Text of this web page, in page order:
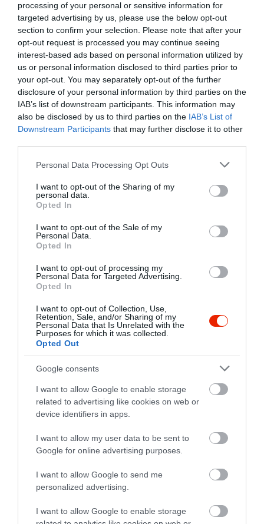
processing of your personal or sensitive information for
targeted advertising by us, please use the below opt-out
section to confirm your selection. Please note that after your
opt-out request is processed you may continue seeing
interest-based ads based on personal information utilized by
us or personal information disclosed to third parties prior to
your opt-out. You may separately opt-out of the further
disclosure of your personal information by third parties on the
IAB’s list of downstream participants. This information may
also be disclosed by us to third parties on the IAB’s List of
Downstream Participants that may further disclose it to other
Please note that this website/app uses one or more Google
not limited to your visit or usage behaviour. You may click to
grant or deny consent to Google and its third-party tags to
use your data for below specified purposes in below Google
consent section.
Personal Data Processing Opt Outs
I want to opt-out of the Sharing of my
personal data.
Opted In
I want to opt-out of the Sale of my
Personal Data.
Opted In
I want to opt-out of processing my
Personal Data for Targeted Advertising.
Opted In
I want to opt-out of Collection, Use,
Retention, Sale, and/or Sharing of my
Personal Data that Is Unrelated with the
Purposes for which it was collected.
Opted Out
Google consents
I want to allow Google to enable storage
related to advertising like cookies on web or
device identifiers in apps.
I want to allow my user data to be sent to
Google for online advertising purposes.
I want to allow Google to send me
personalized advertising.
I want to allow Google to enable storage
5.0
Összesen 3
5 3
4
3 0
2 0
1 0
Nagy Attila
2019. December 22.
Egy 35 fős céges karácsonyi
rendezvényünket szerveztük
Nagyon kedvesek és vidámak
voltak a dolgozók, és minden
tökéletesen működtek, és
szuper volt a játék. Az ételek a
a felszolgálás is szuper volt.
Nagyon köszönjük az
élményeket, és továbbiakban
is önöket választjuk a céges
rendezvényeinkre.Valamint
körülmények fogadtak. Csak
ajánlani tudom mindenkinek.
Kellemes ünnepeket kívánok
mindenkinek.
Elsősorban köszönjük a